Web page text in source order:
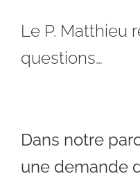
Le P. Matthieu
questions…
Dans notre
une demande